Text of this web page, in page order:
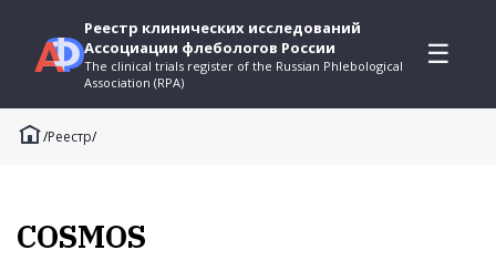
Реестр клинических исследований
Ассоциации флебологов России
The clinical trials register of the Russian Phlebological
Association (RPA)
☰
/Реестр/
COSMOS